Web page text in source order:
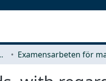
(ACE)